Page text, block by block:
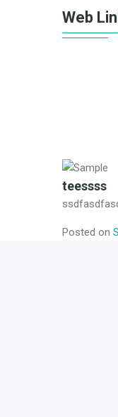
Web
teessss
Posted on